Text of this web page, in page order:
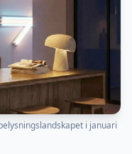
i januari